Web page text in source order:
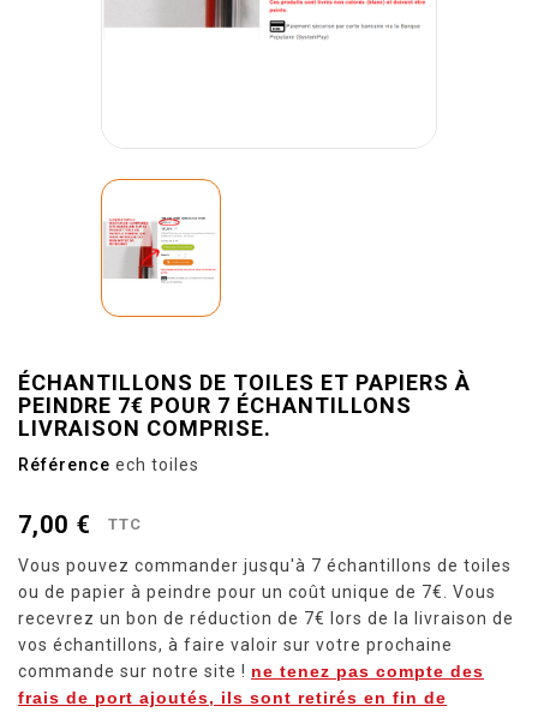
ÉCHANTILLONS DE TOILES ET PAPIERS À
PEINDRE 7€ POUR 7 ÉCHANTILLONS
LIVRAISON COMPRISE.
Référence ech toiles
7,00 € TTC
Vous pouvez commander jusqu'à 7 échantillons de toiles
ou de papier à peindre pour un coût unique de 7€. Vous
recevrez un bon de réduction de 7€ lors de la livraison de
vos échantillons, à faire valoir sur votre prochaine
commande sur notre site ! ne tenez pas compte des
frais de port ajoutés, ils sont retirés en fin de